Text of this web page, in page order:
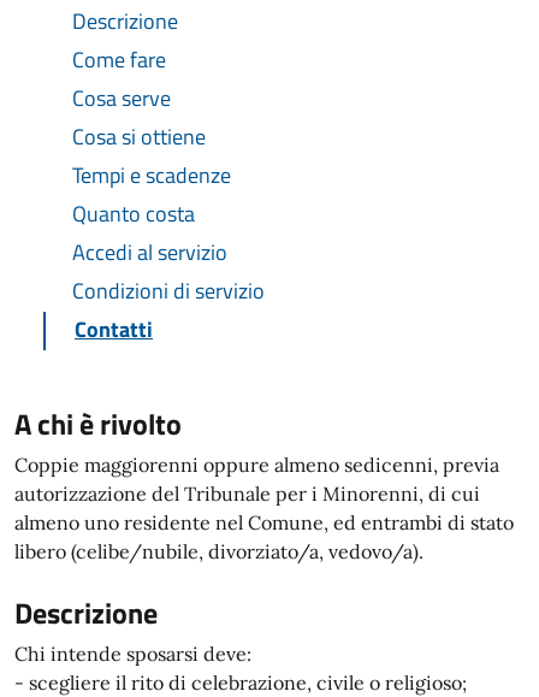
Descrizione
Come fare
Cosa serve
Cosa si ottiene
Tempi e scadenze
Quanto costa
Accedi al servizio
Condizioni di servizio
Contatti
A chi è rivolto
Coppie maggiorenni oppure almeno sedicenni, previa
autorizzazione del Tribunale per i Minorenni, di cui
almeno uno residente nel Comune, ed entrambi di stato
libero (celibe/nubile, divorziato/a, vedovo/a).
Descrizione
Chi intende sposarsi deve:
- scegliere il rito di celebrazione, civile o religioso;